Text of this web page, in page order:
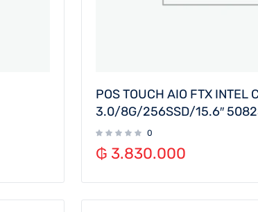
POS TOUCH AIO FTX INTEL
3.0/8G/256SSD/15.6″
0
₲ 3.830.000